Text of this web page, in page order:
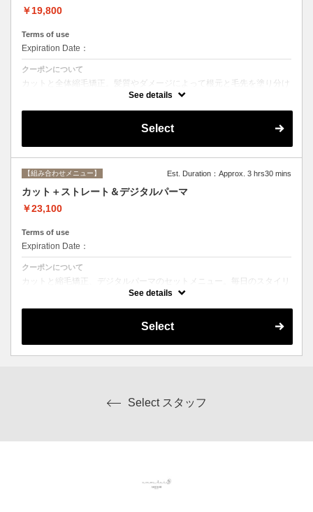
￥19,800
Terms of use
Expiration Date：
クーポンについて
カットと全体縮毛矯正。髪質やダメージによって根元と毛先を塗り分け
ます。シャンプー、ブロー込み。必要に応じて前処理トリートメント無
See details
Select
【組み合わせメニュー】 Est. Duration：Approx. 3 hrs30 mins
カット＋ストレート＆デジタルパーマ
￥23,100
Terms of use
Expiration Date：
クーポンについて
カットと縮毛矯正、デジタルパーマのセットメニュー。毎日のスタイリ
ングを楽にしたい方にオススメ☆ シャンプー、ブロー込み。ロング料
See details
Select
Select スタッフ